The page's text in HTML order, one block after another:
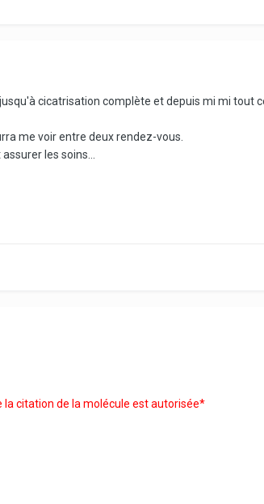
cicatrisation complète et depuis mi mi tout
me voir entre deux rendez-vous.
les soins...
la citation de la molécule est autorisée*